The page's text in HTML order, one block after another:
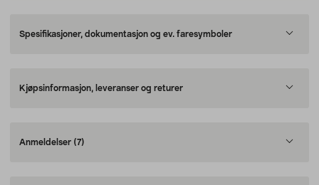
Spesifikasjoner, dokumentasjon og ev. faresymboler
Kjøpsinformasjon, leveranser og returer
Anmeldelser (7)